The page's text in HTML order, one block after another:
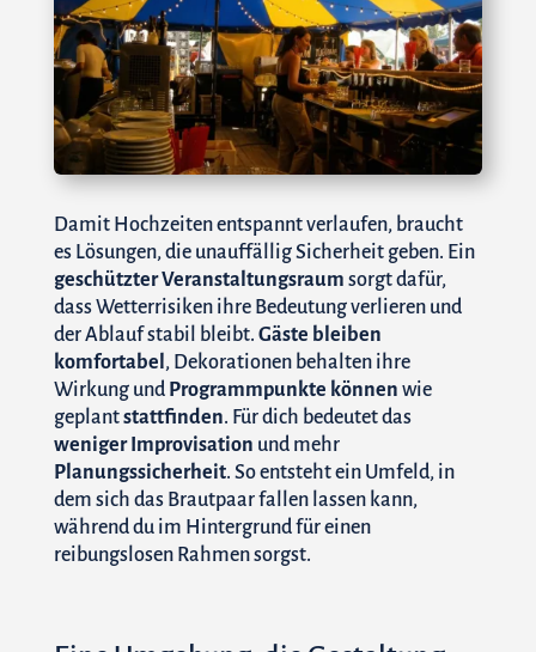
Damit Hochzeiten entspannt verlaufen, braucht
es Lösungen, die unauffällig Sicherheit geben. Ein
geschützter Veranstaltungsraum sorgt dafür,
dass Wetterrisiken ihre Bedeutung verlieren und
der Ablauf stabil bleibt. Gäste bleiben
komfortabel, Dekorationen behalten ihre
Wirkung und Programmpunkte können wie
geplantstattfinden. Für dich bedeutet das
weniger Improvisation und mehr
Planungssicherheit. So entsteht ein Umfeld, in
dem sich das Brautpaar fallen lassen kann,
während du im Hintergrund für einen
reibungslosen Rahmen sorgst.